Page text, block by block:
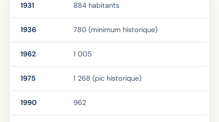
1931 884 habitants
1936 780 (minimum historique)
1962 1 005
1975 1 268 (pic historique)
1990 962